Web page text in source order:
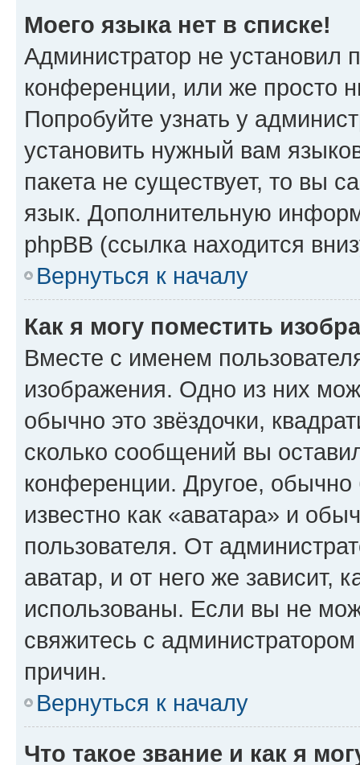
Моего языка нет в списке!
Администратор не установил
конференции, или же просто
Попробуйте узнать у
установить нужный вам
пакета не существует, то вы
язык. Дополнительную
phpBB (ссылка находится
Вернуться к началу
Как я могу поместить
Вместе с именем
изображения. Одно из них
обычно это звёздочки,
сколько сообщений вы
конференции. Другое,
известно как «аватара» и
пользователя. От
аватар, и от него же зависит,
использованы. Если вы не
свяжитесь с
причин.
Вернуться к началу
Что такое звание и как я